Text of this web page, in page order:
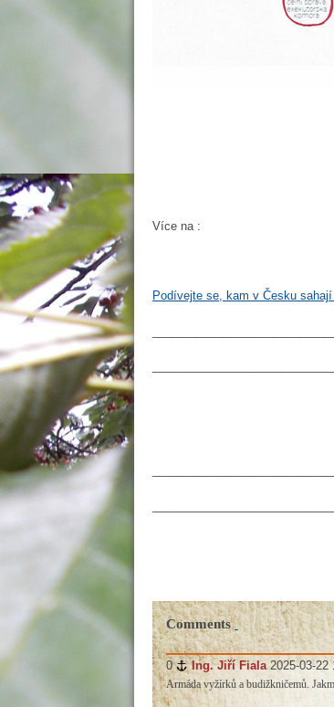
Více na :
Podívejte se, kam v Česku
Comments
0 # Ing. Jiří Fiala 2025-03-22
Armáda vyžírků a budižkničemů.